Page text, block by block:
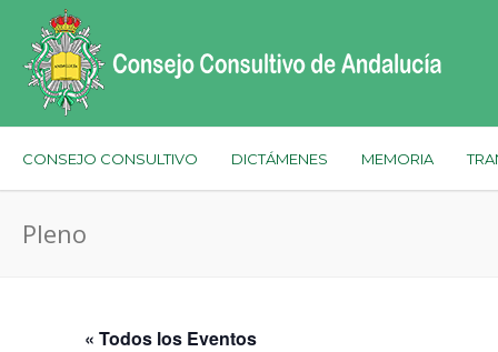
CONSEJO CONSULTIVO DICTÁMENES MEMORIA
Pleno
« Todos los Eventos